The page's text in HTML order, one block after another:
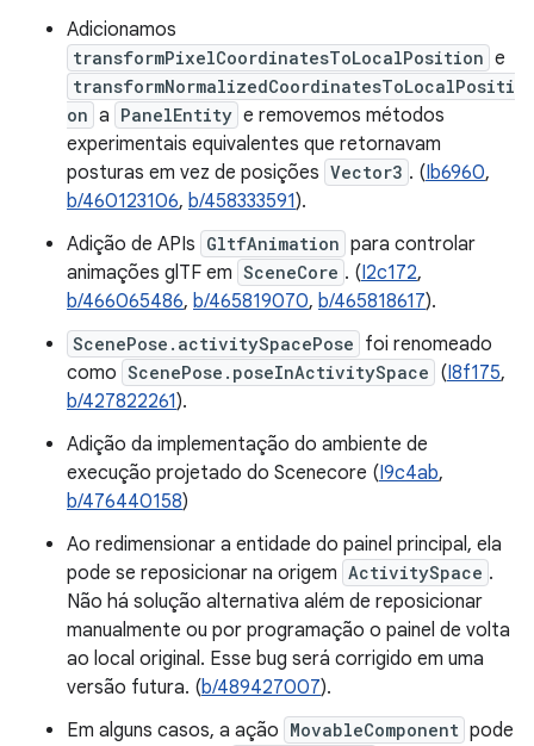
Adicionamos
transformPixelCoordinatesToLocalPosition e
transformNormalizedCoordinatesToLocalPositi
on a PanelEntity e removemos métodos
experimentais equivalentes que retornavam
posturas em vez de posições Vector3 . (Ib6960,
b/460123106, b/458333591).
Adição de APIs GltfAnimation para controlar
animações glTF em SceneCore . (I2c172,
b/466065486, b/465819070, b/465818617).
ScenePose.activitySpacePose foi renomeado
como ScenePose.poseInActivitySpace (I8f175,
b/427822261).
Adição da implementação do ambiente de
execução projetado do Scenecore (I9c4ab,
b/476440158)
Ao redimensionar a entidade do painel principal, ela
pode se reposicionar na origem ActivitySpace .
Não há solução alternativa além de reposicionar
manualmente ou por programação o painel de volta
ao local original. Esse bug será corrigido em uma
versão futura. (b/489427007).
Em alguns casos, a ação MovableComponent pode